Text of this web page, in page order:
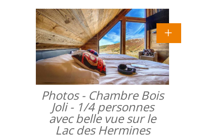
Photos - Chambre Bois
Joli - 1/4 personnes
avec belle vue sur le
Lac des Hermines